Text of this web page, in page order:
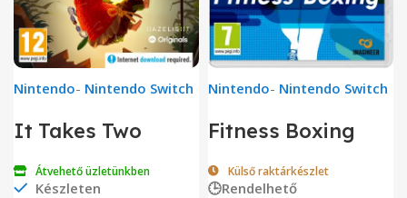
Nintendo- Nintendo Switch
It Takes Two
Átvehető üzletünkben
Készleten
Nintendo- Nintendo Switch
Fitness Boxing
Külső raktárkészlet
🕒Rendelhető